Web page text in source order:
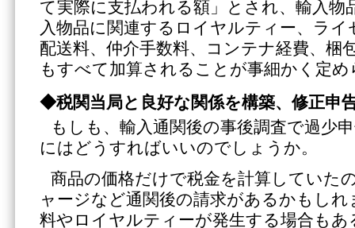
て実際に支払われる額」とされ、輸入物
入物品に関連するロイヤルティー、ライ
配送料、仲介手数料、コンテナ経費、梱
もすべて加算されることが事細かく定
◆税関当局と良好な関係を構築、修正申
もしも、輸入通関後の事後調査で過少
にはどうすればいいのでしょうか。
商品の価格だけで税金を計算していた
ャージなど通関後の請求があるかもし
料やロイヤルティーが発生する場合も